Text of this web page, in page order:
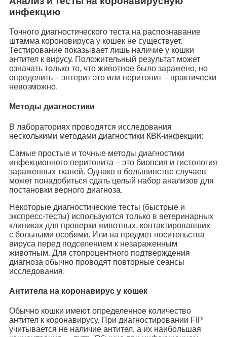
инфекцию
Точного диагностического теста на распознавание
штамма короновируса у кошек не существует.
Тестирование показывает лишь наличие у кошки
антител к вирусу. Положительный результат может
означать только то, что животное было заражено, но
определить – энтерит это или перитонит – практически
невозможно.
Методы диагностики
В лабораториях проводятся исследования
несколькими методами диагностики КВК-инфекции:
Самые простые и точные методы диагностики
инфекционного перитонита – это биопсия и гистология
зараженных тканей. Однако в большинстве случаев
может понадобиться сдать целый набор анализов для
постановки верного диагноза.
Некоторые диагностические тесты (быстрые и
экспресс-тесты) используются только в ветеринарных
клиниках для проверки животных, контактировавших
с больными особями. Или на предмет носительства
вируса перед подселением к незараженным
животным. Для стопроцентного подтверждения
диагноза обычно проводят повторные сеансы
исследования.
Антитела на коронавирус у кошек
Обычно кошки имеют определенное количество
антител к коронавирусу. При диагностировании FIP
учитывается не наличие антител, а их наибольшая